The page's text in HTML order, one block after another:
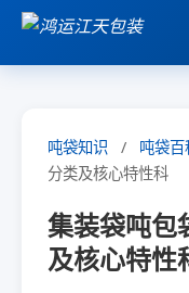
吨袋知识 / 吨袋百
分类及核心特性科
集装袋吨包
及核心特性